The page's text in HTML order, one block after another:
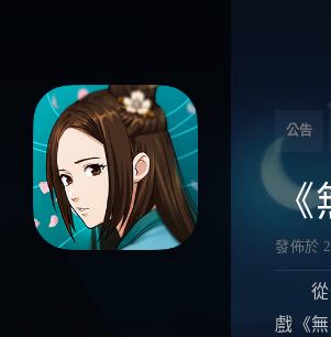
公告
《
發佈於
從一
戲《